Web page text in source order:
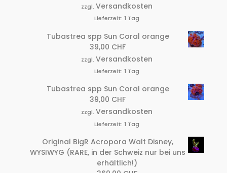
zzgl.Versandkosten
Lieferzeit:1 Tag
Tubastrea spp Sun Coral orange
39,00 CHF
zzgl.Versandkosten
Lieferzeit:1 Tag
Tubastrea spp Sun Coral orange
39,00 CHF
zzgl.Versandkosten
Lieferzeit:1 Tag
Original BigR Acropora Walt Disney,
WYSIWYG (RARE, in der Schweiz nur bei uns
erhältlich!)